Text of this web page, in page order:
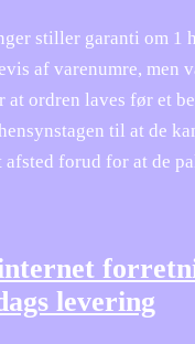
stiller garanti om 1
af varenumre, men
at ordren laves før et
til at de
forud for at de
levering